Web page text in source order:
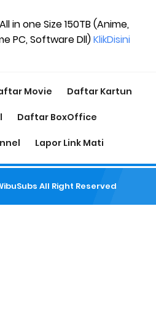
in one Size 150TB (Anime,
PC, Software Dll)KlikDisini
Movie Daftar Kartun
Daftar BoxOffice
Lapor Link Mati
All Right Reserved